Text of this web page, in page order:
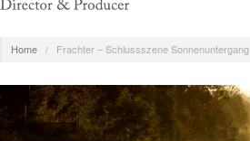
Home / Frachter – Schlussszene Sonnenuntergang